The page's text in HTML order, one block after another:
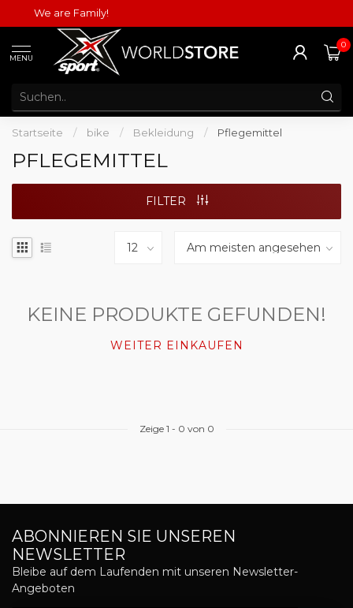
We are Family!
MENU
0
Startseite / bike / Bekleidung / Pflegemittel
PFLEGEMITTEL
FILTER
KEINE PRODUKTE GEFUNDEN!
WEITER EINKAUFEN
Zeige 1 - 0 von 0
ABONNIEREN SIE UNSEREN
NEWSLETTER
Bleibe auf dem Laufenden mit unseren Newsletter-
Angeboten